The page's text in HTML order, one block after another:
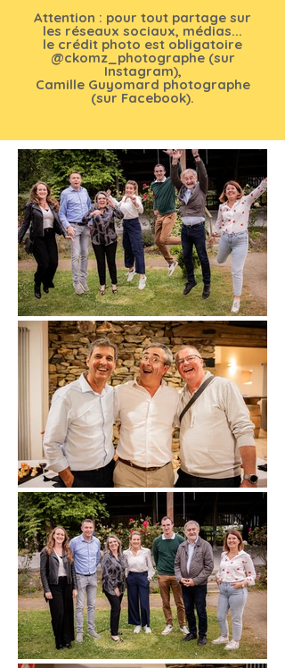
Attention : pour tout partage sur
les réseaux sociaux, médias...
le crédit photo est obligatoire
@ckomz_photographe (sur
Instagram),
Camille Guyomard photographe
(sur Facebook).